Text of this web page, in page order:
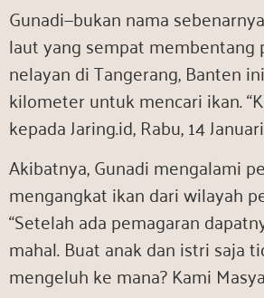
Gunadi—bukan nama
laut yang sempat
nelayan di Tangerang, Banten
kilometer untuk mencari ikan.
kepada Jaring.id, Rabu, 14
Akibatnya, Gunadi mengalami
mengangkat ikan dari wilayah
“Setelah ada pemagaran
mahal. Buat anak dan istri saja
mengeluh ke mana? Kami